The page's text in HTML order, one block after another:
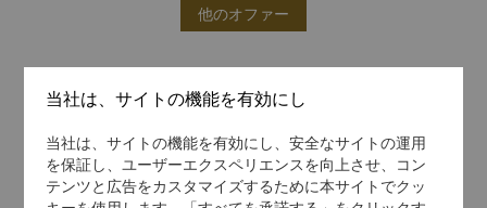
他のオファー
当社は、サイトの機能を有効にし
当社は、サイトの機能を有効にし、安全なサイトの運用
を保証し、ユーザーエクスペリエンスを向上させ、コン
テンツと広告をカスタマイズするために本サイトでクッ